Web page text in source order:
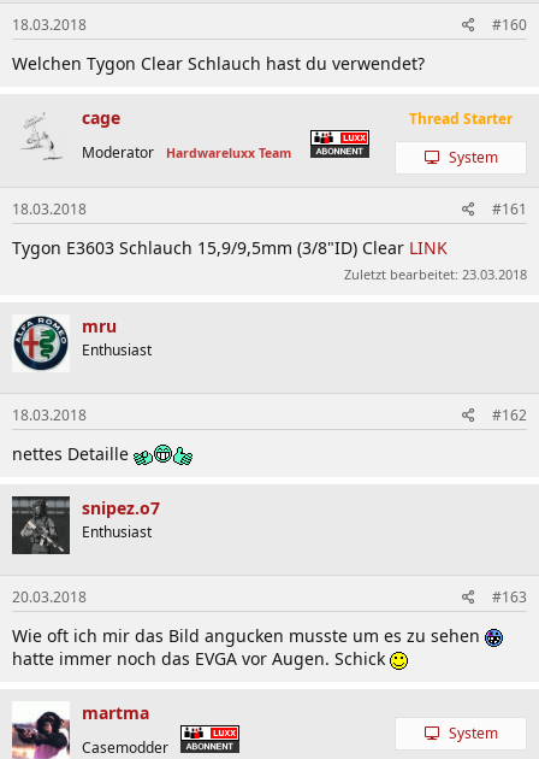
18.03.2018 #160
Welchen Tygon Clear Schlauch hast du verwendet?
cage
Moderator Hardwareluxx Team
Thread Starter
System
18.03.2018 #161
Tygon E3603 Schlauch 15,9/9,5mm (3/8"ID) Clear LINK
Zuletzt bearbeitet: 23.03.2018
mru
Enthusiast
18.03.2018 #162
nettes Detaille
snipez.o7
Enthusiast
20.03.2018 #163
Wie oft ich mir das Bild angucken musste um es zu sehen
hatte immer noch das EVGA vor Augen. Schick
martma
Casemodder
System